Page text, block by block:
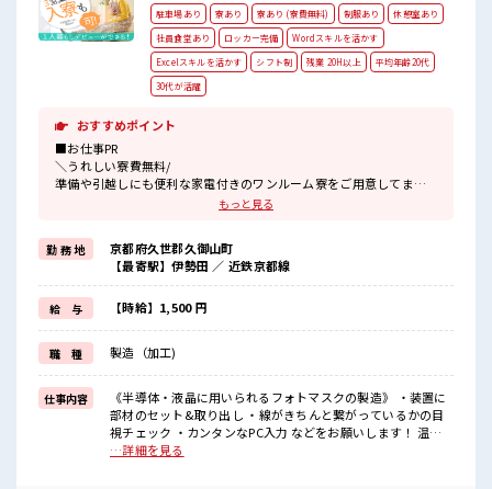
駐車場あり
寮あり 寮あり (寮費無料) 制服あり
休憩室あり
社員食堂あり
ロッカー完備
Wordスキルを活かす
Excelスキルを活かす
シフト制 残業 20H以上
平均年齢20代
30代が活躍
おすすめポイント
■お仕事PR
＼うれしい寮費無料/
準備や引越しにも便利な家電付きのワンルーム寮をご用意してま
現地までの移動交通費も支給！
なので遠方からお越しの方も安心です♪
＼おすすめポイント/
クリーンルーム内で室内の温度・湿度もキチンと管理されており、
季節に関係なく年間通して働きやすい環境です。
クリーンルームでの作業や、
交替勤務の経験がある方もお待ちしております！
丁寧な研修があるので安心してスタートできますよ♪
■職場の雰囲気
《20代～30代の男性スタッフさん多数カツヤク中》
キレイ&空調完備でカイテキな職場環境☆
もっと見る
勤 務 地
京都府久世郡久御山町
【最寄駅】伊勢田 ／ 近鉄京都線
給 与 【時給】1,500 円
職 種 製造（加工)
仕事内容
《半導体・液晶に用いられるフォトマスクの製造》 ・装置に
部材のセット&取り出し ・線がきちんと繋がっているかの目
視チェック ・カンタンなPC入力 などをお願いします！ 温度
23℃、湿度40～50%のクリーンルームでの作業！ ※寮アリの
…詳細を見る